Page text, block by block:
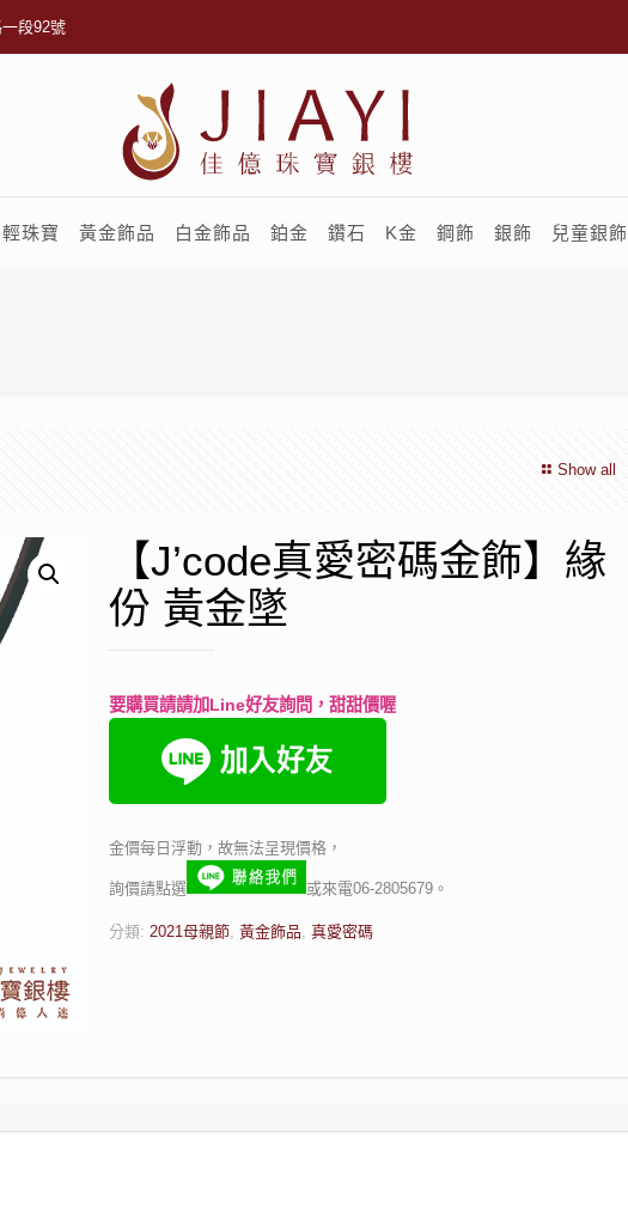
段92號
輕珠寶 黃金飾品 白金飾品 鉑金 鑽石 K金 鋼飾 銀飾 兒童銀飾
Show all
【J’code真愛密碼金飾】緣
份 黃金墜
要購買請請加Line好友詢問，甜甜價喔
金價每日浮動，故無法呈現價格，
詢價請點選 或來電06-2805679。
分類: 2021母親節, 黃金飾品, 真愛密碼